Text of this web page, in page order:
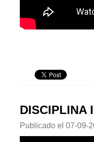
DISCIPLINA
Publicado el 07-09-